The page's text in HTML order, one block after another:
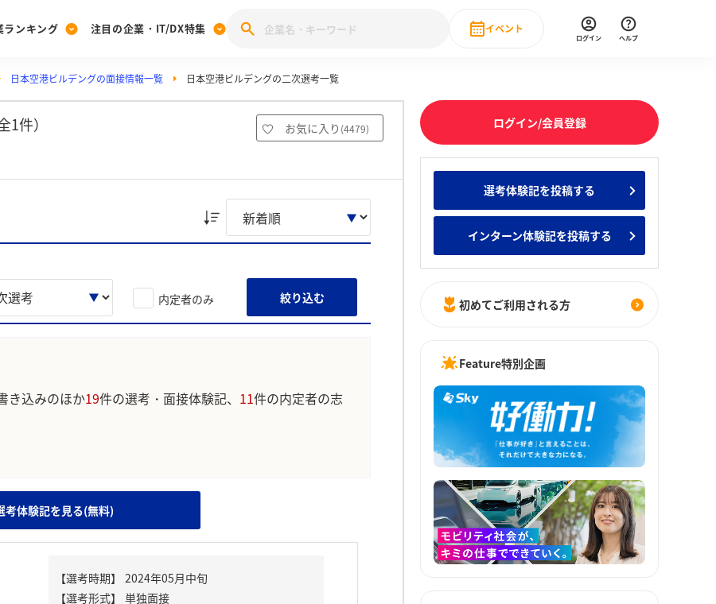
[27卒] 本選考体験記投稿キャンペーン
ランキング
みんなの新卒就職人気企業ランキング みんなのインターン人気企業ランキ
注目の企業・IT/DX特集
28卒 IT・DX現場社員インタビュー
イベント
直近のイベント一覧
ログイン ヘルプ
日本空港ビルデングの面接情報一覧 日本空港ビルデングの二次選考一覧
件） お気に入り (4479)
内定者のみ 絞り込む
き込みのほか19件の選考・面接体験記、 11件の内定者の志
考体験記を見る(無料)
ログイン/会員登録
選考体験記を投稿する
インターン体験記を投稿する
初めてご利用される方
Feature特別企画